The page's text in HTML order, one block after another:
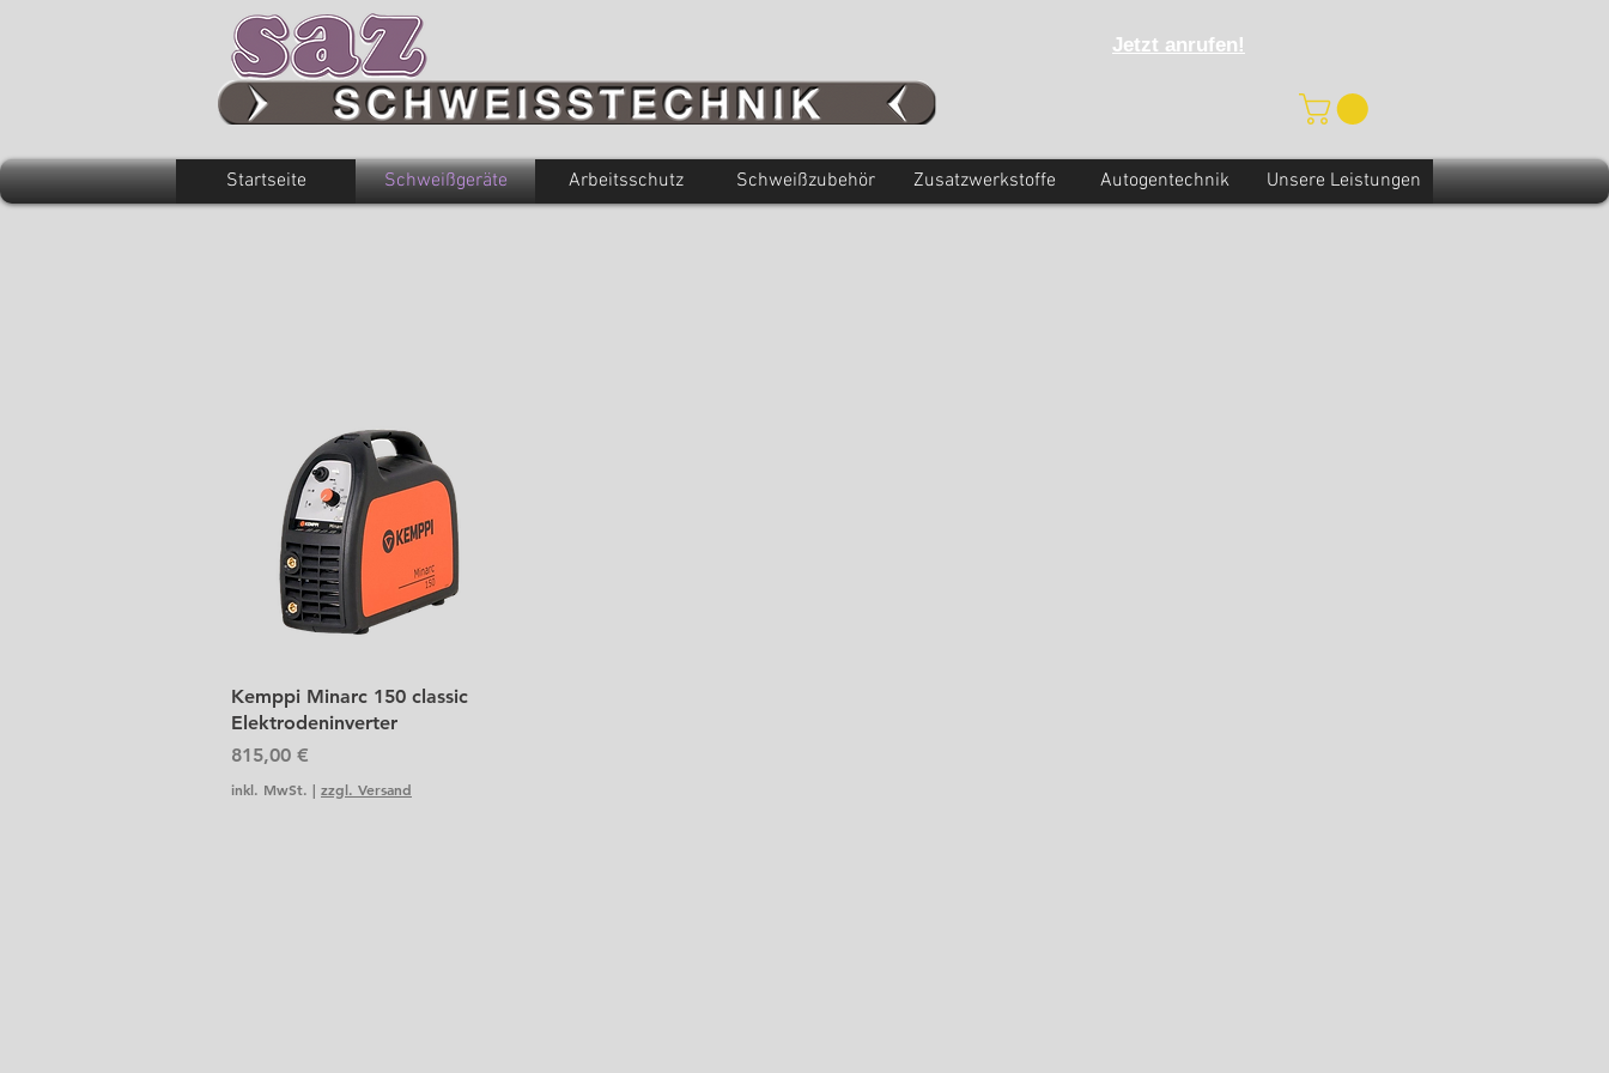
Jetzt anrufen!
Startseite Schweißgeräte Arbeitsschutz Schweißzubehör Zusatzwerkstoffe Autogentechnik Unsere Leistungen
Schnellansicht
Kemppi Minarc 150 classic
Elektrodeninverter
Preis
815,00 €
inkl. MwSt. | zzgl. Versand